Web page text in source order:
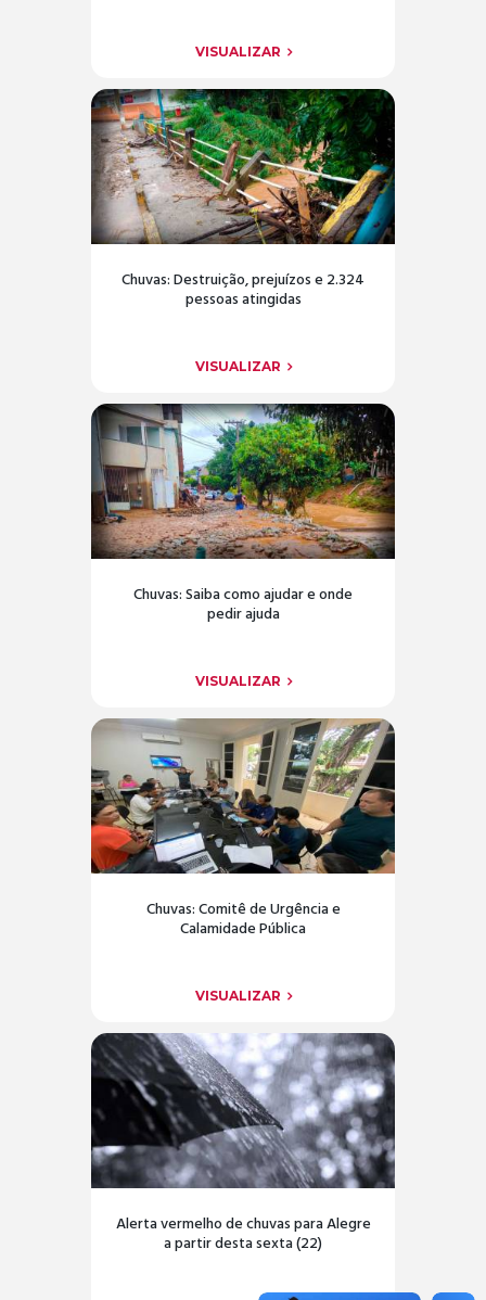
VISUALIZAR
Chuvas: Destruição, prejuízos e 2.324
pessoas atingidas
VISUALIZAR
Chuvas: Saiba como ajudar e onde
pedir ajuda
VISUALIZAR
Chuvas: Comitê de Urgência e
Calamidade Pública
VISUALIZAR
Alerta vermelho de chuvas para Alegre
a partir desta sexta (22)